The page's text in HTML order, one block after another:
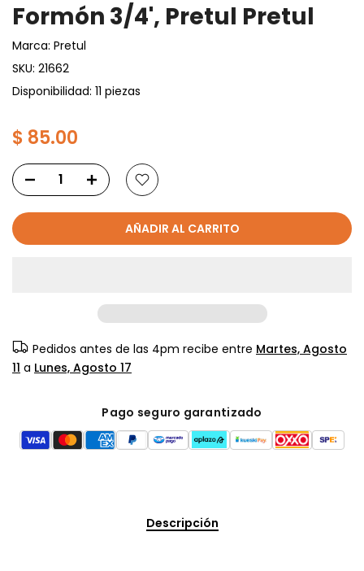
Formón 3/4', Pretul Pretul
Marca: Pretul
SKU: 21662
Disponibilidad: 11 piezas
$ 85.00
AÑADIR AL CARRITO
Pedidos antes de las 4pm recibe entre Martes, Agosto
11 a Lunes, Agosto 17
Pago seguro garantizado
Descripción